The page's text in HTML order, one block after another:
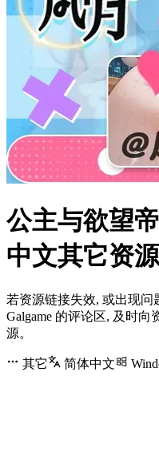
公主与欲望
中文其它资
若资源链接失效, 或出现
Galgame 的评论区, 及时
源。
其它 简体中文